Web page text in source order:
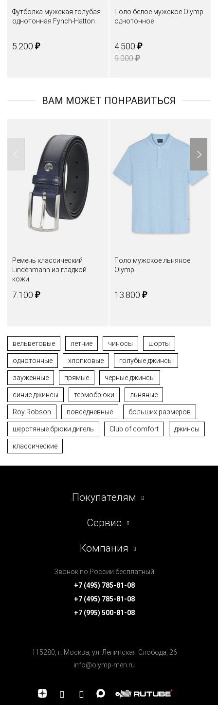
Футболка мужская голубая
однотонная Fynch-Hatton
5.200 ₽
Поло белое мужское Olymp
однотонное
4.500 ₽
9.000₽
ВАМ МОЖЕТ ПОНРАВИТЬСЯ
Ремень классический
Lindenmann из гладкой
кожи
7.100 ₽
Поло мужское льняное
Olymp
13.800 ₽
вельветовые летние чиносы шорты
однотонные хлопковые голубые джинсы
зауженные прямые черные джинсы
синие джинсы термобрюки льняные
Roy Robson повседневные больших размеров
шерстяные брюки дигель Club of comfort джинсы
классические
Покупателям
Сервис
Компания
Звонок по России бесплатный
+7 (495) 785-81-08
+7 (495) 785-81-08
+7 (995) 500-81-08
115280, г. Москва, ул. Ленинская Cлобода, 26
info@olymp-men.ru